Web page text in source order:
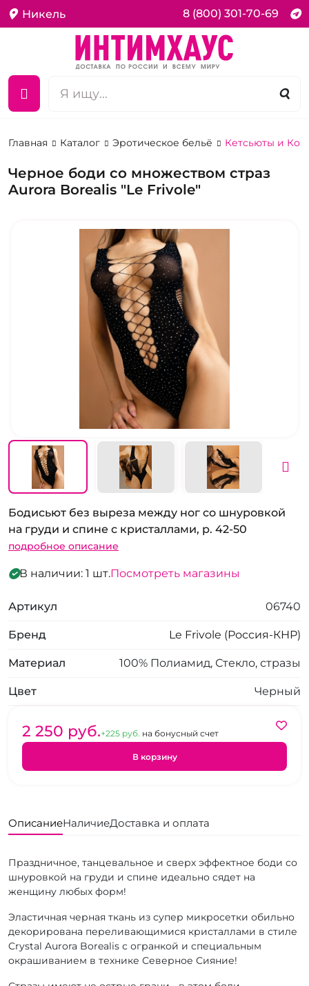
Никель 8 (800) 301-70-69
Главная Каталог Эротическое бельё Кетсьюты и
Черное боди со множеством страз
Aurora Borealis "Le Frivole"
Бодисьют без выреза между ног со шнуровкой
на груди и спине с кристаллами, р. 42-50
подробное описание
В наличии: 1 шт.Посмотреть магазины
Артикул 06740
Бренд Le Frivole (Россия-КНР)
Материал 100% Полиамид, Стекло, стразы
Цвет Черный
2 250 pуб.+225 pуб. на бонусный счет
В корзину
ОписаниеНаличиеДоставка и оплата
Праздничное, танцевальное и сверх эффектное боди со
шнуровкой на груди и спине идеально сядет на
женщину любых форм!
Эластичная черная ткань из супер микросетки обильно
декорирована переливающимися кристаллами в стиле
Crystal Aurora Borealis с огранкой и специальным
окрашиванием в технике Северное Сияние!